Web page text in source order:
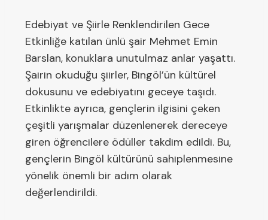
Edebiyat ve Şiirle Renklendirilen Gece
Etkinliğe katılan ünlü şair Mehmet Emin
Barslan, konuklara unutulmaz anlar yaşattı.
Şairin okuduğu şiirler, Bingöl’ün kültürel
dokusunu ve edebiyatını geceye taşıdı.
Etkinlikte ayrıca, gençlerin ilgisini çeken
çeşitli yarışmalar düzenlenerek dereceye
giren öğrencilere ödüller takdim edildi. Bu,
gençlerin Bingöl kültürünü sahiplenmesine
yönelik önemli bir adım olarak
değerlendirildi.